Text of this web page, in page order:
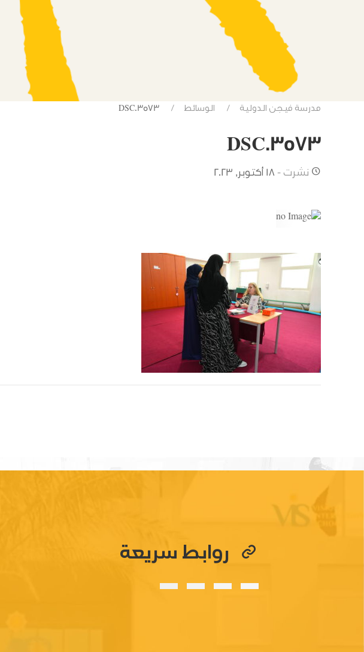
مدرسة فيجن الدولية الوسائط DSC03573
DSC03573
نشرت -
روابط سريعة